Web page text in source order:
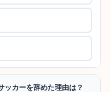
カーを辞めた理由は？